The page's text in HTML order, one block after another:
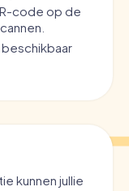
code op de
beschikbaar
kunnen jullie